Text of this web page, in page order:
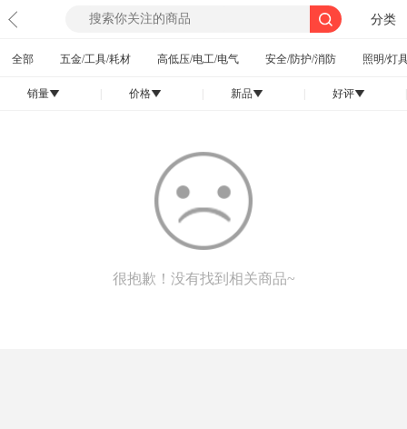
分类
全部 五金/工具/耗材 高低压/电工/电气 安全/防护/消防 照明/灯
销量󰄢 价格󰄢 新品󰄢 好评󰄢
很抱歉！没有找到相关商品~